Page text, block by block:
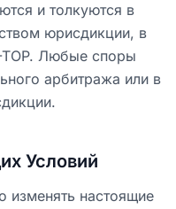
и толкуются в
юрисдикции, в
TOP. Любые споры
арбитража или в
Условий
изменять настоящие